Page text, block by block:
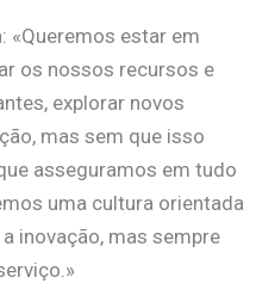
«Queremos estar em
os nossos recursos e
explorar novos
mas sem que isso
asseguramos em tudo
uma cultura orientada
inovação, mas sempre